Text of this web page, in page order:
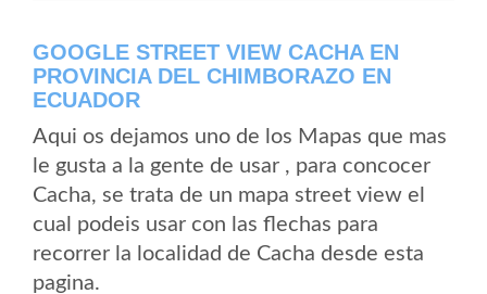
GOOGLE STREET VIEW CACHA EN
PROVINCIA DEL CHIMBORAZO EN
ECUADOR
Aqui os dejamos uno de los Mapas que mas
le gusta a la gente de usar , para concocer
Cacha, se trata de un mapa street view el
cual podeis usar con las flechas para
recorrer la localidad de Cacha desde esta
pagina.